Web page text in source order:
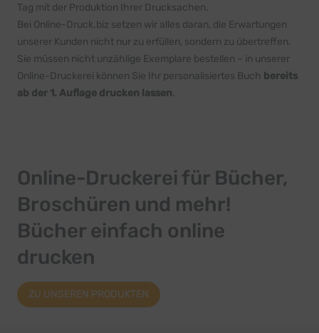
Tag mit der Produktion Ihrer Drucksachen.
Bei Online-Druck.biz setzen wir alles daran, die Erwartungen
unserer Kunden nicht nur zu erfüllen, sondern zu übertreffen.
Sie müssen nicht unzählige Exemplare bestellen – in unserer
Online-Druckerei können Sie Ihr personalisiertes Buch bereits
ab der 1. Auflage drucken lassen.
Online-Druckerei für Bücher,
Broschüren und mehr!
Bücher einfach online
drucken
ZU UNSEREN PRODUKTEN